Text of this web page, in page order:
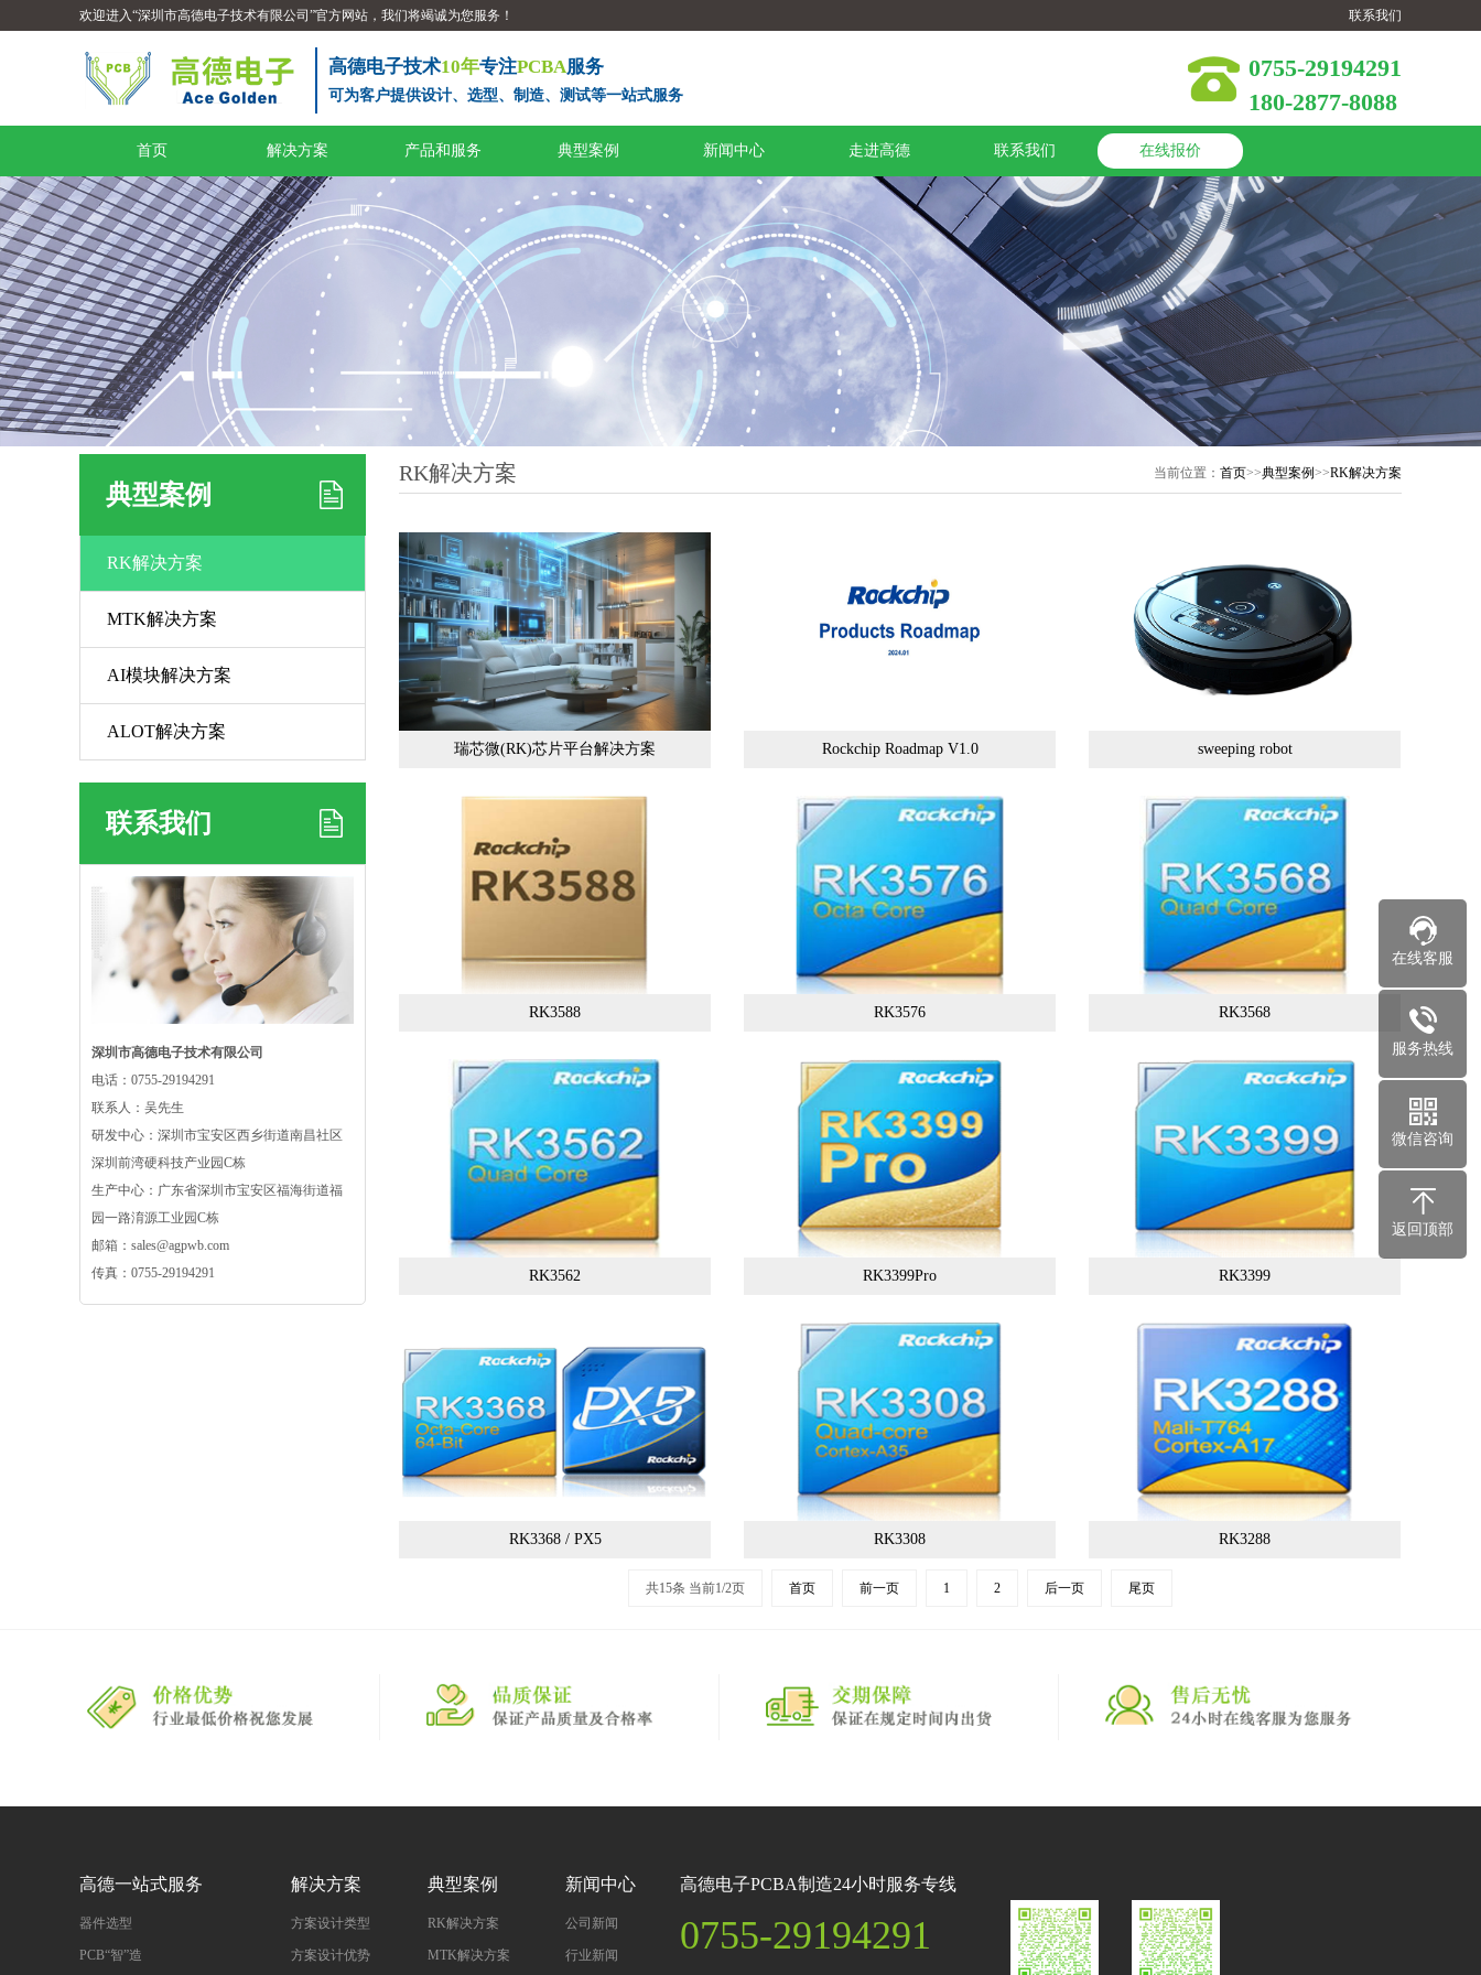
欢迎进入“深圳市高德电子技术有限公司”官方网站，我们将竭诚为您服务！ 联系我们
高德电子技术10年专注PCBA服务
可为客户提供设计、选型、制造、测试等一站式服务
0755-29194291
180-2877-8088
首页 解决方案 产品和服务 典型案例 新闻中心 走进高德 联系我们 在线报价
典型案例
RK解决方案
MTK解决方案
AI模块解决方案
ALOT解决方案
联系我们
深圳市高德电子技术有限公司
电话：0755-29194291
联系人：吴先生
研发中心：深圳市宝安区西乡街道南昌社区
深圳前湾硬科技产业园C栋
生产中心：广东省深圳市宝安区福海街道福
园一路淯源工业园C栋
邮箱：sales@agpwb.com
传真：0755-29194291
RK解决方案 当前位置： 首页>>典型案例>>RK解决方案
瑞芯微(RK)芯片平台解决方案 Rockchip Roadmap V1.0 sweeping robot
RK3588 RK3576 RK3568
RK3562 RK3399Pro RK3399
RK3368 / PX5 RK3308 RK3288
共15条 当前1/2页 首页 前一页 1 2 后一页 尾页
高德一站式服务
器件选型
PCB“智”造
解决方案
方案设计类型
方案设计优势
典型案例
RK解决方案
MTK解决方案
新闻中心
公司新闻
行业新闻
高德电子PCBA制造24小时服务专线
0755-29194291
在线客服
服务热线
微信咨询
返回顶部